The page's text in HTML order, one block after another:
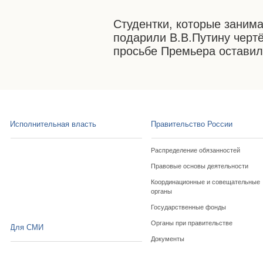
Студентки, которые
подарили В.В.Путину
просьбе Премьера
Исполнительная власть Правительство России
Распределение обязанностей
Правовые основы деятельности
Координационные и совещательные
органы
Государственные фонды
Органы при правительстве
Документы
Для СМИ